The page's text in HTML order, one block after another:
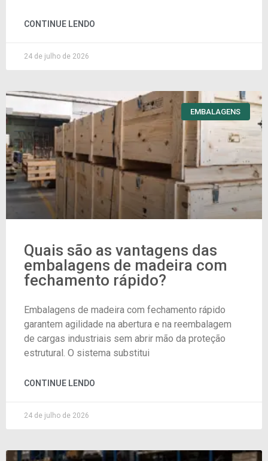
CONTINUE LENDO
24 de julho de 2026
EMBALAGENS
Quais são as vantagens das
embalagens de madeira com
fechamento rápido?
Embalagens de madeira com fechamento rápido
garantem agilidade na abertura e na reembalagem
de cargas industriais sem abrir mão da proteção
estrutural. O sistema substitui
CONTINUE LENDO
24 de julho de 2026